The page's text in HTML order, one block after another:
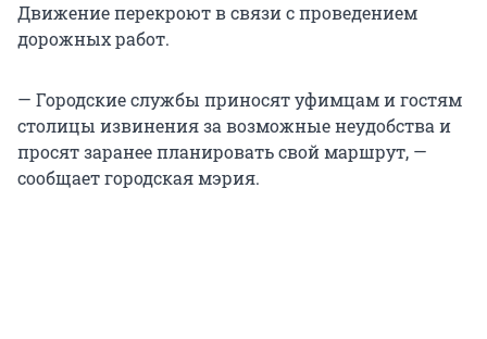
Движение перекроют в связи с проведением
дорожных работ.
— Городские службы приносят уфимцам и гостям
столицы извинения за возможные неудобства и
просят заранее планировать свой маршрут, —
сообщает городская мэрия.